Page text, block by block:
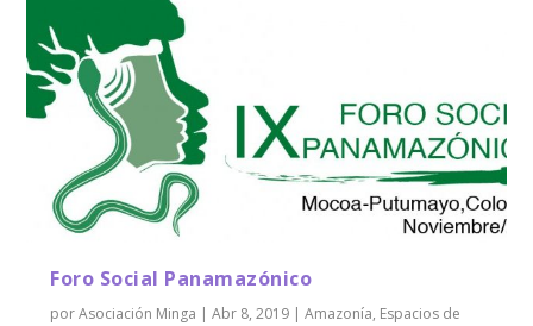
Foro Social Panamazónico
porAsociación Minga |Abr 8, 2019 |Amazonía, Espacios de